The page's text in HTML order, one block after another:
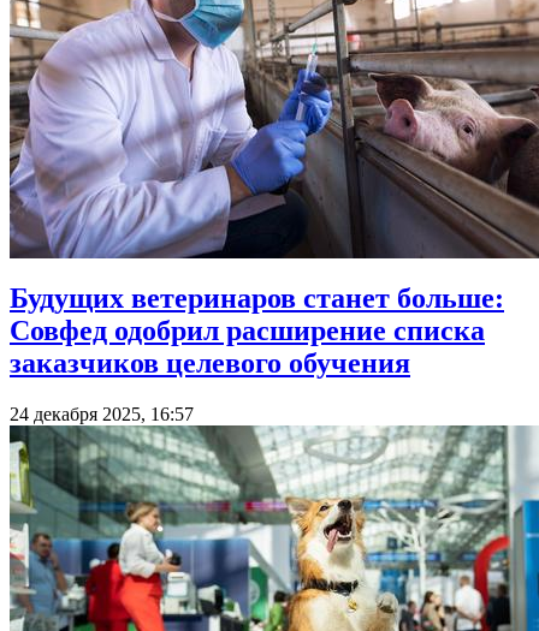
Будущих ветеринаров станет больше:
Совфед одобрил расширение списка
заказчиков целевого обучения
24 декабря 2025, 16:57